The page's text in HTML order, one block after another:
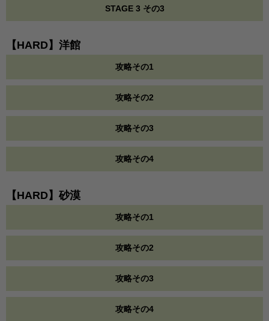
STAGE 3 その3
【HARD】洋館
攻略その1
攻略その2
攻略その3
攻略その4
【HARD】砂漠
攻略その1
攻略その2
攻略その3
攻略その4